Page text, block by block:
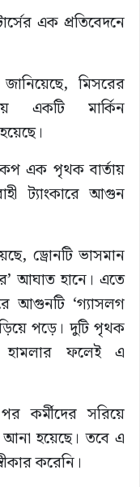
এক প্রতিবেদনে
জানিয়েছে, মিসরের
একটি মার্কিন
এক পৃথক বার্তায়
ট্যাংকারে আগুন
ড্রোনটি ভাসমান
আঘাত হানে। এতে
আগুনটি ‘গ্যাসলগ
পড়ে। দুটি পৃথক
হামলার ফলেই এ
কর্মীদের সরিয়ে
হয়েছে। তবে এ
করেনি।